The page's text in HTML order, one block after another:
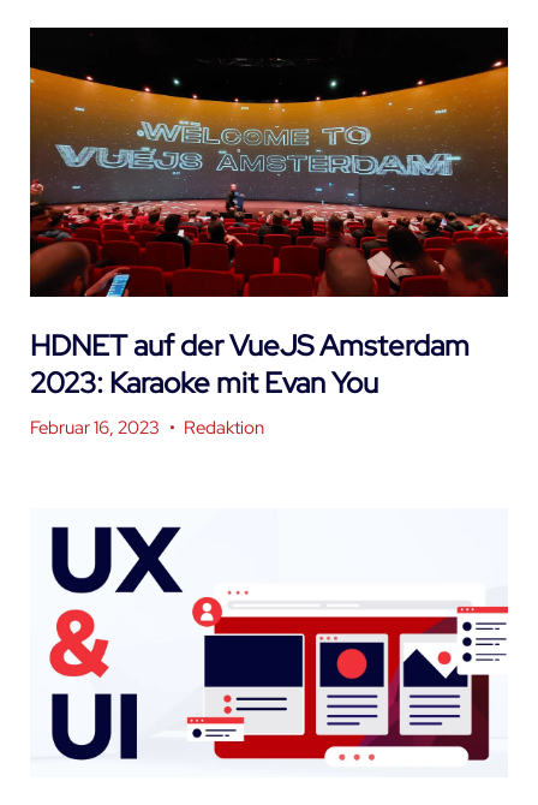
HDNET auf der VueJS Amsterdam
2023: Karaoke mit Evan You
Februar 16, 2023 • Redaktion